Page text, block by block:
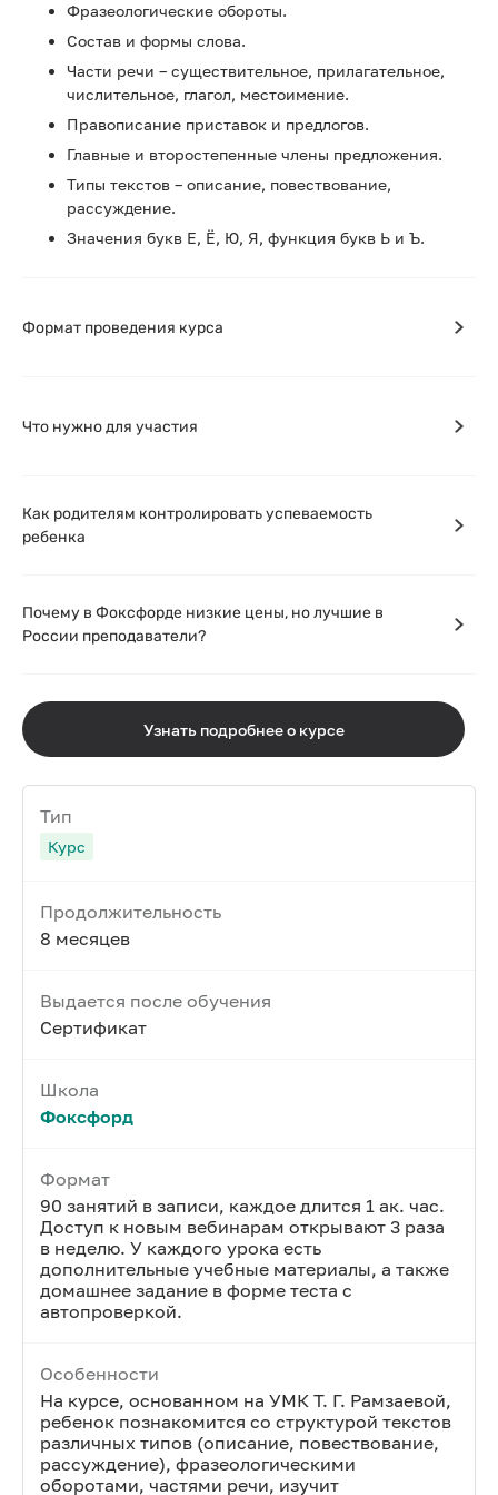
Фразеологические обороты.
Состав и формы слова.
Части речи – существительное, прилагательное,
числительное, глагол, местоимение.
Правописание приставок и предлогов.
Главные и второстепенные члены предложения.
Типы текстов – описание, повествование,
рассуждение.
Значения букв Е, Ё, Ю, Я, функция букв Ь и Ъ.
Формат проведения курса
Что нужно для участия
Как родителям контролировать успеваемость
ребенка
Почему в Фоксфорде низкие цены, но лучшие в
России преподаватели?
Узнать подробнее о курсе
Тип
Курс
Продолжительность
8 месяцев
Выдается после обучения
Сертификат
Школа
Фоксфорд
Формат
90 занятий в записи, каждое длится 1 ак. час.
Доступ к новым вебинарам открывают 3 раза
в неделю. У каждого урока есть
дополнительные учебные материалы, а также
домашнее задание в форме теста с
автопроверкой.
Особенности
На курсе, основанном на УМК Т. Г. Рамзаевой,
ребенок познакомится со структурой текстов
различных типов (описание, повествование,
рассуждение), фразеологическими
оборотами, частями речи, изучит